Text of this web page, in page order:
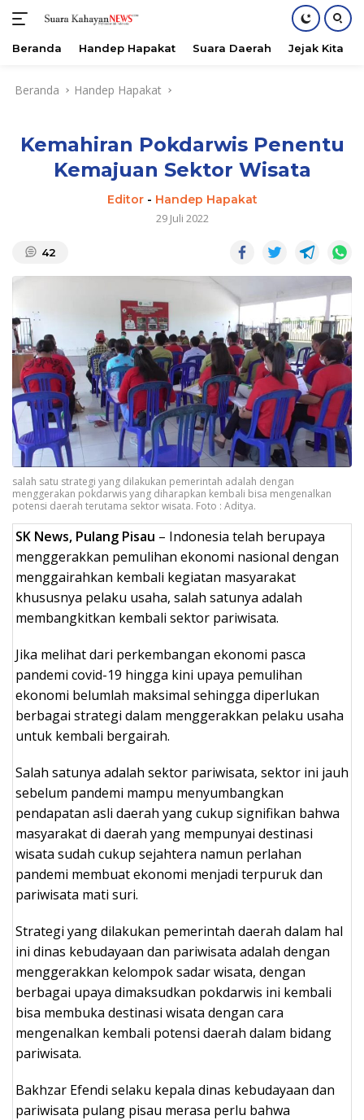
Beranda Handep Hapakat Suara Daerah Jejak Kita
Beranda Handep Hapakat
Kemahiran Pokdarwis Penentu
Kemajuan Sektor Wisata
Editor- Handep Hapakat
29 Juli 2022
42
salah satu strategi yang dilakukan pemerintah adalah dengan
menggerakan pokdarwis yang diharapkan kembali bisa mengenalkan
potensi daerah terutama sektor wisata. Foto : Aditya.
SK News, Pulang Pisau – Indonesia telah berupaya
menggerakkan pemulihan ekonomi nasional dengan
menggairahkan kembali kegiatan masyarakat
khususnya pelaku usaha, salah satunya adalah
membangkitkan kembali sektor pariwisata.
Jika melihat dari perkembangan ekonomi pasca
pandemi covid-19 hingga kini upaya pemulihan
ekonomi belumlah maksimal sehingga diperlukan
berbagai strategi dalam menggerakkan pelaku usaha
untuk kembali bergairah.
Salah satunya adalah sektor pariwisata, sektor ini jauh
sebelum pandemi mampu menyumbangkan
pendapatan asli daerah yang cukup signifikan bahwa
masyarakat di daerah yang mempunyai destinasi
wisata sudah cukup sejahtera namun perlahan
pandemi membuat ekonomi menjadi terpuruk dan
pariwisata mati suri.
Strategi yang dilakukan pemerintah daerah dalam hal
ini dinas kebudayaan dan pariwisata adalah dengan
menggerakkan kelompok sadar wisata, dengan
berbagai upaya dimaksudkan pokdarwis ini kembali
bisa membuka destinasi wisata dengan cara
mengenalkan kembali potensi daerah dalam bidang
pariwisata.
Bakhzar Efendi selaku kepala dinas kebudayaan dan
pariwisata pulang pisau merasa perlu bahwa